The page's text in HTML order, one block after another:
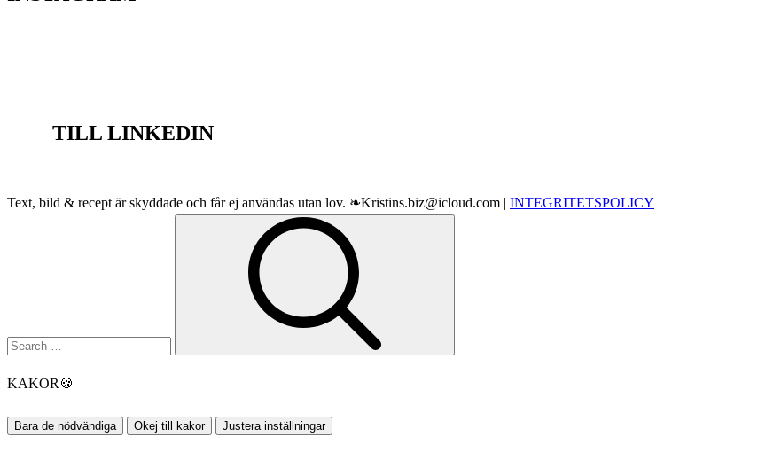
TILL LINKEDIN
Text, bild & recept är skyddade och får ej användas utan lov. ❧Kristins.biz@icloud.com | INTEGRITETSPOLICY
KAKOR 🍪
Bara de nödvändiga Okej till kakor Justera inställningar